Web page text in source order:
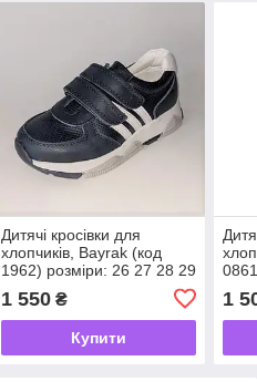
Дитячі кросівки для
хлопчиків, Bayrak (код
1962) розміри: 26 27 28 29
1 550₴
Купити
1